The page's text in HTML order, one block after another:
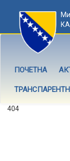
ПОЧЕТНА
404